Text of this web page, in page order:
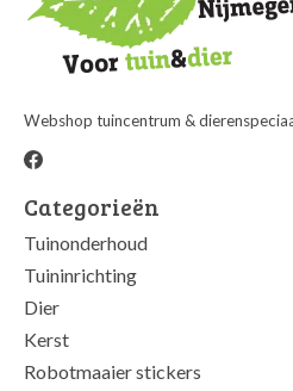
Webshop tuincentrum &
Categorieën
Tuinonderhoud
Tuininrichting
Dier
Kerst
Robotmaaier stickers